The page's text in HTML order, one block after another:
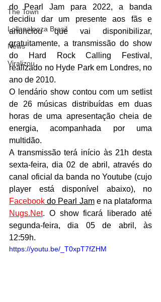
The Town
Lollapalooza Brasil
News
Viralizou
do Pearl Jam para 2022, a banda
decidiu dar um presente aos fãs e
anunciou que vai disponibilizar,
gratuitamente, a transmissão do show
do Hard Rock Calling Festival,
realizado no Hyde Park em Londres, no
ano de 2010.
O lendário show contou com um setlist
de 26 músicas distribuídas em duas
horas de uma apresentação cheia de
energia, acompanhada por uma
multidão.
A transmissão terá início às 21h desta
sexta-feira, dia 02 de abril, através do
canal oficial da banda no Youtube (cujo
Facebook do Pearl Jam
Nugs.Net. O show ficará liberado até
segunda-feira, dia 05 de abril, às
12:59h.
https://youtu.be/_T0xpT7fZHM